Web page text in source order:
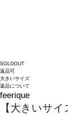
SOLDOUT
返品可
大きいサイズ
返品について
feerique
【大きいサ